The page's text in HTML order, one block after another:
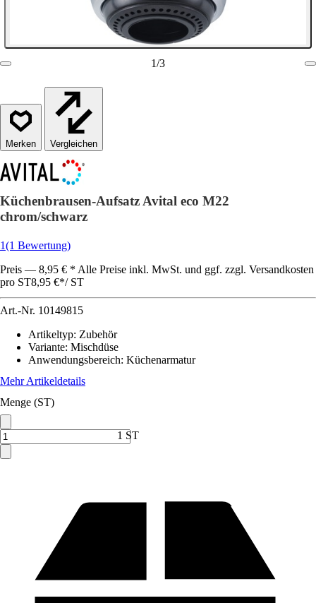
1/3
Vergleichen
Küchenbrausen-Aufsatz Avital eco M22
chrom/schwarz
1(1 Bewertung)
Preis — 8,95 € * Alle Preise inkl. MwSt. und ggf. zzgl. Versandkosten
pro ST8,95 €*/ ST
Art.-Nr. 10149815
Artikeltyp: Zubehör
Variante: Mischdüse
Anwendungsbereich: Küchenarmatur
Mehr Artikeldetails
Menge (ST)
1 ST